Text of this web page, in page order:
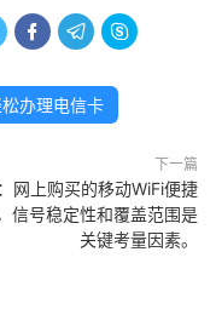
  
办理电信卡
下一篇
网上购买的移动WiFi便捷
信号稳定性和覆盖范围是
关键考量因素。